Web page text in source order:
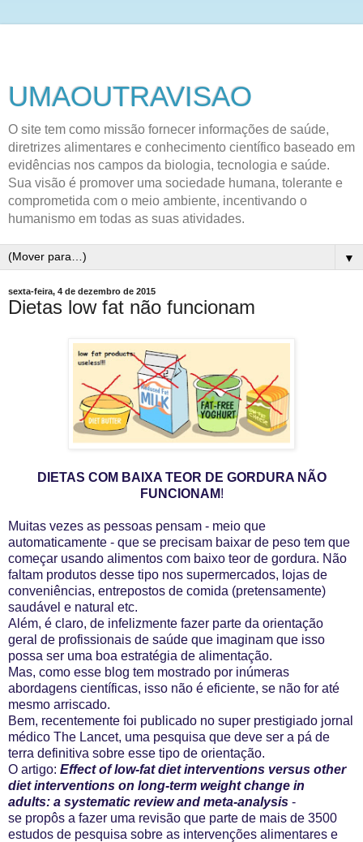
UMAOUTRAVISAO
O site tem como missão fornecer informações de saúde,
diretrizes alimentares e conhecimento científico baseado em
evidências nos campos da biologia, tecnologia e saúde.
Sua visão é promover uma sociedade humana, tolerante e
comprometida com o meio ambiente, incentivando o
humanismo em todas as suas atividades.
▼
sexta-feira, 4 de dezembro de 2015
Dietas low fat não funcionam
DIETAS COM BAIXA TEOR DE GORDURA NÃO
FUNCIONAM!
Muitas vezes as pessoas pensam - meio que
automaticamente - que se precisam baixar de peso tem que
começar usando alimentos com baixo teor de gordura. Não
faltam produtos desse tipo nos supermercados, lojas de
conveniências, entrepostos de comida (pretensamente)
saudável e natural etc.
Além, é claro, de infelizmente fazer parte da orientação
geral de profissionais de saúde que imaginam que isso
possa ser uma boa estratégia de alimentação.
Mas, como esse blog tem mostrado por inúmeras
abordagens científicas, isso não é eficiente, se não for até
mesmo arriscado.
Bem, recentemente foi publicado no super prestigiado jornal
médico The Lancet, uma pesquisa que deve ser a pá de
terra definitiva sobre esse tipo de orientação.
O artigo: Effect of low-fat diet interventions versus other
dietinterventions on long-term weight change in
adults: a systematic review and meta-analysis -
se propôs a fazer uma revisão que parte de mais de 3500
estudos de pesquisa sobre as intervenções alimentares e